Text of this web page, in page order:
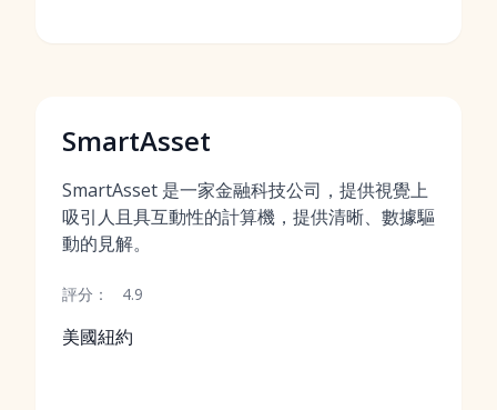
SmartAsset
SmartAsset 是一家金融科技公司，提供視覺上
吸引人且具互動性的計算機，提供清晰、數據驅
動的見解。
評分： 4.9
美國紐約